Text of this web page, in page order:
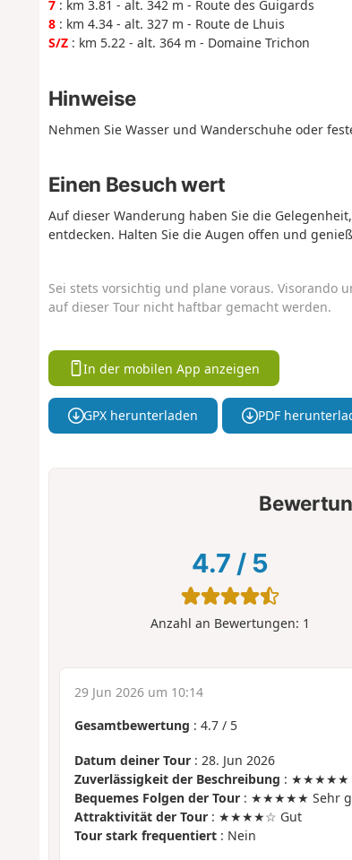
7: km 3.81 - alt. 342 m - Route des Guigards
8: km 4.34 - alt. 327 m - Route de Lhuis
S/Z: km 5.22 - alt. 364 m - Domaine Trichon
Hinweise
Nehmen Sie Wasser und Wanderschuhe oder
Einen Besuch wert
Auf dieser Wanderung haben Sie die
entdecken. Halten Sie die Augen offen und
Sei stets vorsichtig und plane voraus. Visorando
auf dieser Tour nicht haftbar gemacht werden.
In der mobilen App anzeigen
GPX herunterladen PDF
4.7 / 5
Anzahl an Bewertungen: 1
29 Jun 2026 um 10:14
Gesamtbewertung : 4.7/ 5
Datum deiner Tour: 28. Jun 2026
Zuverlässigkeit der Beschreibung : ★★★★★
Bequemes Folgen der Tour: ★★★★★ Sehr
Attraktivität der Tour: ★★★★☆ Gut
Tour stark frequentiert: Nein